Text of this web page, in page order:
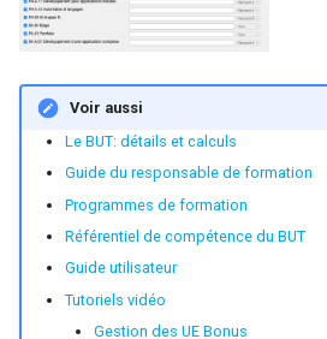
Voir aussi
Le BUT: détails et calculs
Guide du responsable de formation
Programmes de formation
Référentiel de compétence du BUT
Guide utilisateur
Tutoriels vidéo
Gestion des UE Bonus